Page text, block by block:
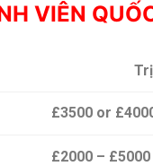
VIÊN
£3500 or
£2000 – £5000